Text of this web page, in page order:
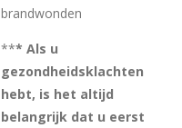
brandwonden
*** Als u
gezondheidsklachten
hebt, is het altijd
belangrijk dat u eerst